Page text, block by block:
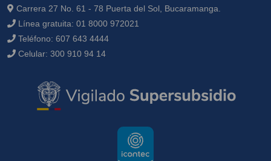
Carrera 27 No. 61 - 78 Puerta del Sol, Bucaramanga.
Línea gratuita: 01 8000 972021
Teléfono: 607 643 4444
Celular: 300 910 94 14